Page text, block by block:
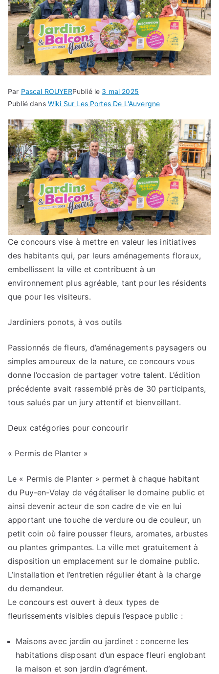
Par Pascal ROUYERPublié le 3 mai 2025
Publié dans Wiki Sur Les Portes De L'Auvergne
Ce concours vise à mettre en valeur les initiatives
des habitants qui, par leurs aménagements floraux,
embellissent la ville et contribuent à un
environnement plus agréable, tant pour les résidents
que pour les visiteurs.
Jardiniers ponots, à vos outils
Passionnés de fleurs, d’aménagements paysagers ou
simples amoureux de la nature, ce concours vous
donne l’occasion de partager votre talent. L’édition
précédente avait rassemblé près de 30 participants,
tous salués par un jury attentif et bienveillant.
Deux catégories pour concourir
« Permis de Planter »
Le « Permis de Planter » permet à chaque habitant
du Puy-en-Velay de végétaliser le domaine public et
ainsi devenir acteur de son cadre de vie en lui
apportant une touche de verdure ou de couleur, un
petit coin où faire pousser fleurs, aromates, arbustes
ou plantes grimpantes. La ville met gratuitement à
disposition un emplacement sur le domaine public.
L’installation et l’en­tretien régulier étant à la charge
du demandeur.
Le concours est ouvert à deux types de
fleurissements visibles depuis l’espace public :
Maisons avec jardin ou jardinet : concerne les
habitations disposant d’un espace fleuri englobant
la maison et son jardin d’agrément.